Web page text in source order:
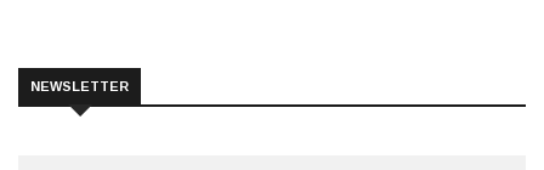
NEWSLETTER